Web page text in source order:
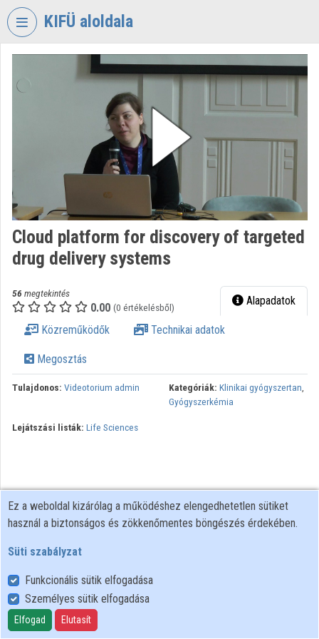
Fejléc kihagyása
KIFÜ aloldala
TORIUM
Intézményi kezdőlap
Bejelentkezés
Intézményi felfedezés
Kategóriák
Intézményi listák
Intézmények
Közreműködők
Cloud platform for discovery of targeted
drug delivery systems
56 megtekintés
0.00 (0 értékelésből) Alapadatok
Közreműködők Technikai adatok
Megosztás
Tulajdonos: Videotorium admin Kategóriák: Klinikai gyógyszertan,
Gyógyszerkémia
Lejátszási listák: Life Sciences
Felhasználói szabályzat
Adatkezelési tájékoztató
Süti szabályzat
Ez a weboldal kizárólag a működéshez elengedhetetlen sütiket
használ a biztonságos és zökkenőmentes böngészés érdekében.
Süti szabályzat
Funkcionális sütik elfogadása
Személyes sütik elfogadása
Elfogad Elutasít